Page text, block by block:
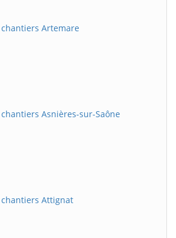
Artemare
Asnières-sur-Saône
Attignat